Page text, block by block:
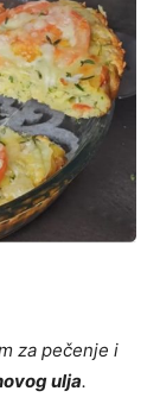
za pečenje i
ulja.